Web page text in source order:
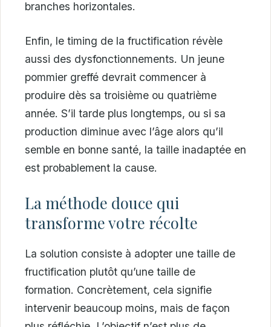
branches horizontales.
Enfin, le timing de la fructification révèle
aussi des dysfonctionnements. Un jeune
pommier greffé devrait commencer à
produire dès sa troisième ou quatrième
année. S’il tarde plus longtemps, ou si sa
production diminue avec l’âge alors qu’il
semble en bonne santé, la taille inadaptée en
est probablement la cause.
La méthode douce qui
transforme votre récolte
La solution consiste à adopter une taille de
fructification plutôt qu’une taille de
formation. Concrètement, cela signifie
intervenir beaucoup moins, mais de façon